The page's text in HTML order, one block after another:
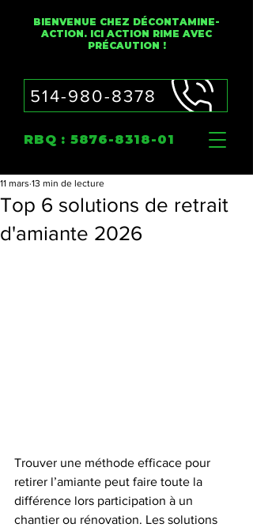
514-980-8378
RBQ : 5876-8318-01
BIENVENUE CHEZ DÉCONTAMINE-
ACTION. ICI ACTION RIME AVEC
PRÉCAUTION !
Top 6 solutions de retrait
d'amiante 2026
11 mars 13 min de lecture
Trouver une méthode efficace pour
retirer l’amiante peut faire toute la
différence lors participation à un
chantier ou rénovation. Les solutions